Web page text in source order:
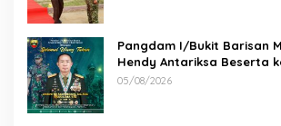
Pangdam I/Bukit Barisan
Hendy Antariksa Beserta
Kodam I/BB Mengucapkan : Selamat Ulang
05/08/2026